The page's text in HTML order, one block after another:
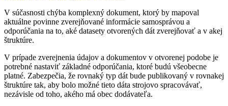
V súčasnosti chýba komplexný dokument, ktorý by mapoval
aktuálne povinne zverejňované informácie samosprávou a
odporúčania na to, aké datasety otvorených dát zverejňovať a v akej
štruktúre.
V prípade zverejnenia údajov a dokumentov v otvorenej podobe je
potrebné nastaviť základné odporúčania, ktoré budú všeobecne
platné. Zabezpečia, že rovnaký typ dát bude publikovaný v rovnakej
štruktúre tak, aby bolo možné tieto dáta strojovo spracovávať,
nezávisle od toho, akého má obec dodávateľa.